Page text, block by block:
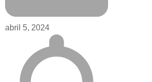
abril 5, 2024